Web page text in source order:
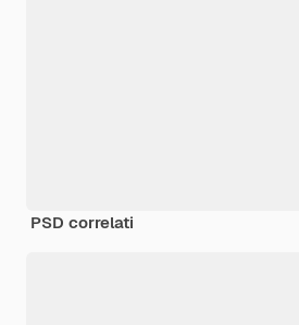
PSD correlati